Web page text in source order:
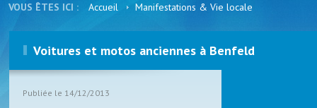
VOUS ÊTES ICI : Accueil Manifestations & Vie locale
Voitures et motos anciennes à Benfeld
Publiée le 14/12/2013